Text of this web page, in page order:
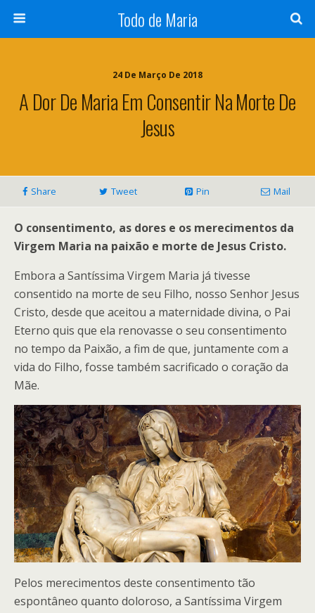
Todo de Maria
24 De Março De 2018
A Dor De Maria Em Consentir Na Morte De
Jesus
Share Tweet Pin Mail
O consentimento, as dores e os merecimentos da
Virgem Maria na paixão e morte de Jesus Cristo.
Embora a Santíssima Virgem Maria já tivesse
consentido na morte de seu Filho, nosso Senhor Jesus
Cristo, desde que aceitou a maternidade divina, o Pai
Eterno quis que ela renovasse o seu consentimento
no tempo da Paixão, a fim de que, juntamente com a
vida do Filho, fosse também sacrificado o coração da
Mãe.
Pelos merecimentos deste consentimento tão
espontâneo quanto doloroso, a Santíssima Virgem